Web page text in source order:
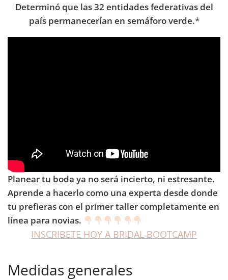
Determinó que las 32 entidades federativas del
país permanecerían en semáforo verde.*
Planear tu boda ya no será incierto, ni estresante.
Aprende a hacerlo como una experta desde donde
tu prefieras con el primer taller completamente en
línea para novias.
INSCRIBETE HOY A BRIDAL BOOTCAMP
Medidas generales